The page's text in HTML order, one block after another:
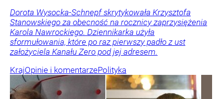
Dorota Wysocka-Schnepf skrytykowała Krzysztofa
Stanowskiego za obecność na rocznicy zaprzysiężenia
Karola Nawrockiego. Dziennikarka użyła
sformułowania, które po raz pierwszy padło z ust
założyciela Kanału Zero pod jej adresem.
KrajOpinie i komentarzePolityka